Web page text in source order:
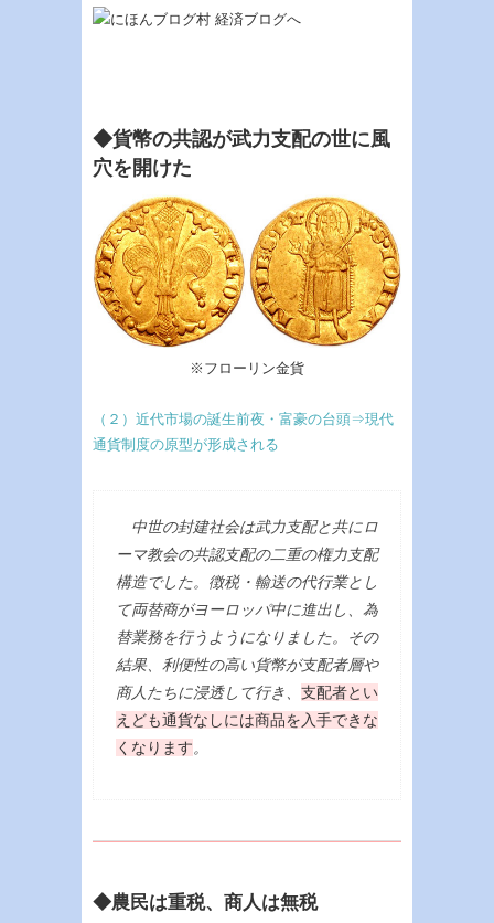
◆貨幣の共認が武力支配の世に風
穴を開けた
※フローリン金貨
（２）近代市場の誕生前夜・富豪の台頭⇒現代
通貨制度の原型が形成される
中世の封建社会は武力支配と共にロ
ーマ教会の共認支配の二重の権力支配
構造でした。徴税・輸送の代行業とし
て両替商がヨーロッパ中に進出し、為
替業務を行うようになりました。その
結果、利便性の高い貨幣が支配者層や
商人たちに浸透して行き、 支配者とい
えども通貨なしには商品を入手できな
くなります。
◆農民は重税、商人は無税